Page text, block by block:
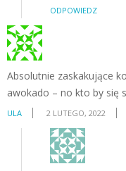
ODPOWIEDZ
Absolutnie zaskakujące
awokado – no kto by się
ULA 2 LUTEGO, 2022